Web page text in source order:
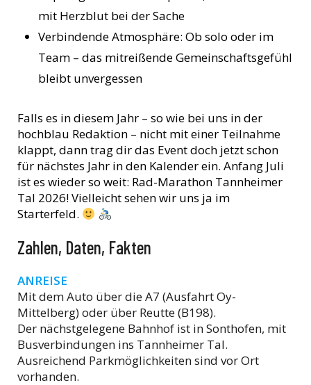
mit Herzblut bei der Sache
Verbindende Atmosphäre: Ob solo oder im
Team – das mitreißende Gemeinschaftsgefühl
bleibt unvergessen
Falls es in diesem Jahr – so wie bei uns in der
hochblau Redaktion – nicht mit einer Teilnahme
klappt, dann trag dir das Event doch jetzt schon
für nächstes Jahr in den Kalender ein. Anfang Juli
ist es wieder so weit: Rad-Marathon Tannheimer
Tal 2026! Vielleicht sehen wir uns ja im
Starterfeld.
Zahlen, Daten, Fakten
ANREISE
Mit dem Auto über die A7 (Ausfahrt Oy-
Mittelberg) oder über Reutte (B198).
Der nächstgelegene Bahnhof ist in Sonthofen, mit
Busverbindungen ins Tannheimer Tal.
Ausreichend Parkmöglichkeiten sind vor Ort
vorhanden.